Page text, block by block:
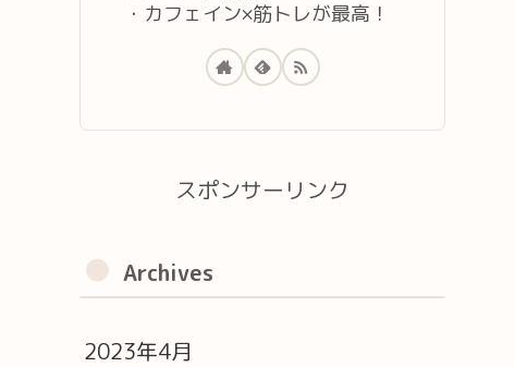
・カフェイン×筋トレが最高！
スポンサーリンク
Archives
2023年4月